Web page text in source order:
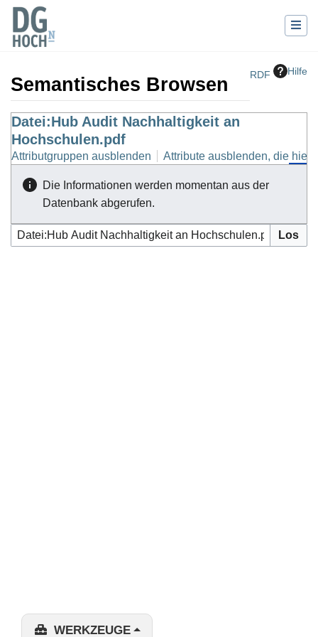
RDF Hilfe
Semantisches Browsen
Wechseln zu: Navigation,Suche
Datei:Hub Audit Nachhaltigkeit an
Hochschulen.pdf
Attributgruppen ausblenden Attribute ausblenden, die
Die Informationen werden momentan aus der
Datenbank abgerufen.
WERKZEUGE